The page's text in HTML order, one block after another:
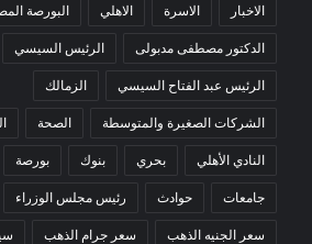
الاخبار الاسرة الاهلي البورصة
الدكتور مصطفى مدبولى الرئيس السيسي
الرئيس عبد الفتاح السيسي الزمالك
الشركات الصغيرة والمتوسطة الصحة
النادي الأهلي بحري بنوك بورصة
جامعات حوادث رئيس مجلس الوزراء
سعر الجنيه الذهب سعر جرام الذهب